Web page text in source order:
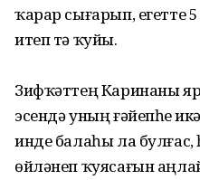
ҡарар сығарып, егетте
итеп тә ҡуйҙы.
Зифҡәттең Каринаны
эсендә уның ғәйепһеҙ
инде балаһы ла
өйләнеп ҡуясағын